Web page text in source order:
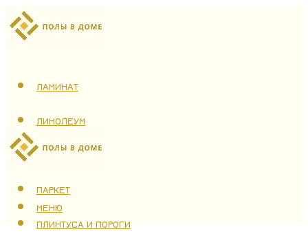
ЛАМИНАТ
ЛИНОЛЕУМ
ТЕПЛЫЙ ПОЛ
ПАРКЕТ
ПЛИНТУСА И ПОРОГИ
МЕНЮ